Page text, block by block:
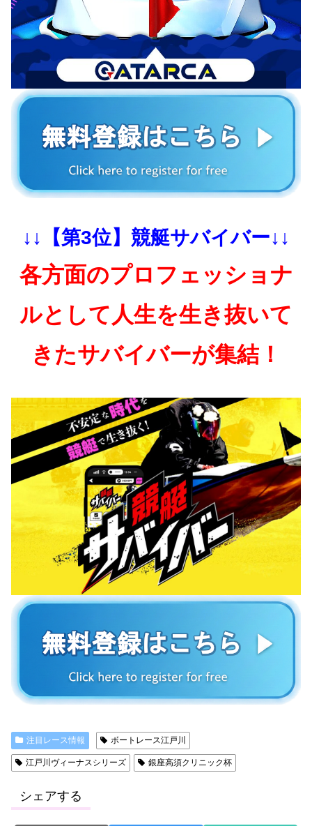
↓↓【第3位】競艇サバイバー↓↓
各方面のプロフェッショナ
ルとして人生を生き抜いて
きたサバイバーが集結！
注目レース情報 ボートレース江戸川
江戸川ヴィーナスシリーズ 銀座高須クリニック杯
シェアする